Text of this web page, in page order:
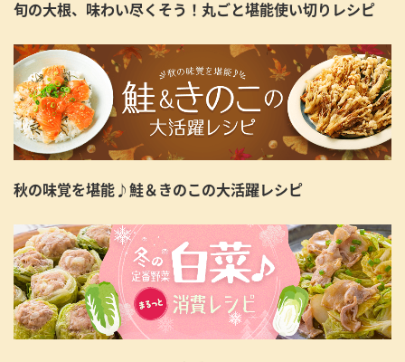
旬の大根、味わい尽くそう！丸ごと堪能使い切りレシピ
秋の味覚を堪能♪鮭＆きのこの大活躍レシピ